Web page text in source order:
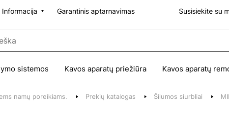
Informacija Garantinis aptarnavimas Susisiekite su
sistemos Kavos aparatų priežiūra Kavos aparatų
namų poreikiams. Prekių katalogas Šilumos siurbliai